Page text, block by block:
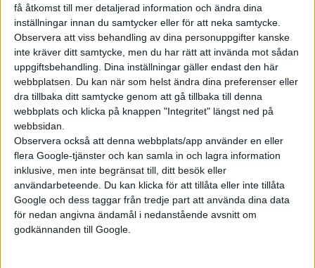
få åtkomst till mer detaljerad information och ändra dina
inställningar innan du samtycker eller för att neka samtycke.
Observera att viss behandling av dina personuppgifter kanske
inte kräver ditt samtycke, men du har rätt att invända mot sådan
uppgiftsbehandling. Dina inställningar gäller endast den här
webbplatsen. Du kan när som helst ändra dina preferenser eller
dra tillbaka ditt samtycke genom att gå tillbaka till denna
webbplats och klicka på knappen "Integritet" längst ned på
webbsidan.
Observera också att denna webbplats/app använder en eller
flera Google-tjänster och kan samla in och lagra information
inklusive, men inte begränsat till, ditt besök eller
användarbeteende. Du kan klicka för att tillåta eller inte tillåta
Google och dess taggar från tredje part att använda dina data
för nedan angivna ändamål i nedanstående avsnitt om
godkännanden till Google.
Mest lästa
5 aug 2026
Uppgift: då kommer Volvos nya eldrivna volymmodell EX50
6 aug 2026
Nu även Byd – då vill jätten tillverka solid state-batterier
Säljstart för instegsversionen av ID. Polo
6 aug 2026
Volvokoncernen samarbetar med Toyota kring vätgas för tung
trafik
6 aug 2026
Helt enligt plan – nu byggs BMW i3